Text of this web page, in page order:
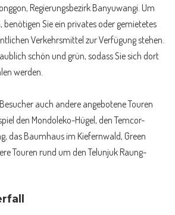
Regierungsbezirk Banyuwangi. Um
benötigen Sie ein privates oder gemietetes
Verkehrsmittel zur Verfügung stehen.
schön und grün, sodass Sie sich dort
werden.
auch andere angebotene Touren
den Mondoleko-Hügel, den Temcor-
das Baumhaus im Kiefernwald, Green
Touren rund um den Telunjuk Raung-